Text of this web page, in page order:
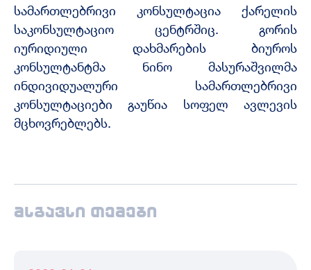
სამართლებრივი კონსულტაცია ქარელის
საკონსულტაციო ცენტრშიც. გორის
იურიდიული დახმარების ბიუროს
კონსულტანტმა ნინო მასურაშვილმა
ინდივიდუალური სამართლებრივი
კონსულტაციები გაუწია სოფელ ავლევის
მცხოვრებლებს.
მსგავსი თემები